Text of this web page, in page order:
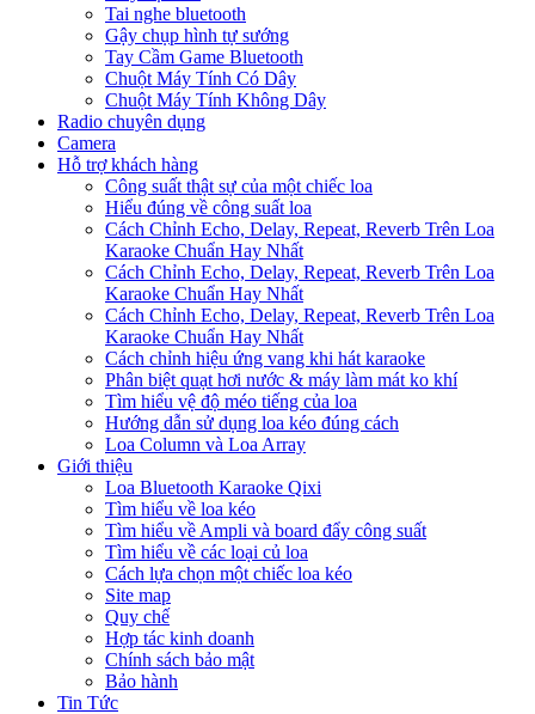
Tai nghe bluetooth
Gậy chụp hình tự sướng
Tay Cầm Game Bluetooth
Chuột Máy Tính Có Dây
Chuột Máy Tính Không Dây
Radio chuyên dụng
Camera
Hỗ trợ khách hàng
Công suất thật sự của một chiếc loa
Hiểu đúng về công suất loa
Cách Chỉnh Echo, Delay, Repeat, Reverb Trên Loa
Karaoke Chuẩn Hay Nhất
Cách Chỉnh Echo, Delay, Repeat, Reverb Trên Loa
Karaoke Chuẩn Hay Nhất
Cách Chỉnh Echo, Delay, Repeat, Reverb Trên Loa
Karaoke Chuẩn Hay Nhất
Cách chỉnh hiệu ứng vang khi hát karaoke
Phân biệt quạt hơi nước & máy làm mát ko khí
Tìm hiểu vệ độ méo tiếng của loa
Hướng dẫn sử dụng loa kéo đúng cách
Loa Column và Loa Array
Giới thiệu
Loa Bluetooth Karaoke Qixi
Tìm hiểu về loa kéo
Tìm hiểu về Ampli và board đẩy công suất
Tìm hiểu về các loại củ loa
Cách lựa chọn một chiếc loa kéo
Site map
Quy chế
Hợp tác kinh doanh
Chính sách bảo mật
Bảo hành
Tin Tức